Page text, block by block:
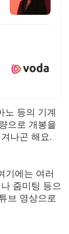
등의 기계
으로 개봉을
나곤 해요.
기에는 여러
줌미팅 등으
브 영상으로